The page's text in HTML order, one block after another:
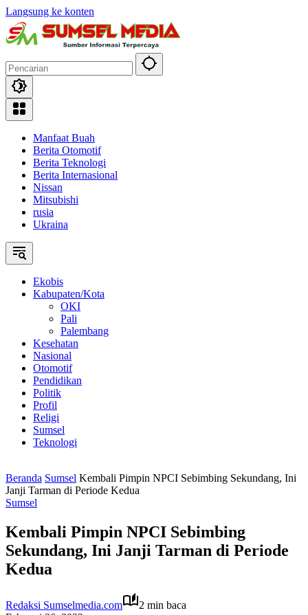
Langsung ke konten
Manfaat Buah
Berita Otomotif
Berita Teknologi
Berita Internasional
Nissan
Mitsubishi
rusia
Ukraina
Ekobis
Kabupaten/Kota
OKI
Pali
Palembang
Kesehatan
Nasional
Otomotif
Pendidikan
Politik
Profil
Religi
Sumsel
Teknologi
Beranda Sumsel Kembali Pimpin NPCI Sebimbing Sekundang, Ini
Janji Tarman di Periode Kedua
Sumsel
Kembali Pimpin NPCI Sebimbing
Sekundang, Ini Janji Tarman di Periode
Kedua
Redaksi Sumselmedia.com
2 min baca